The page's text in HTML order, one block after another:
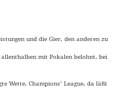
und die Gier, den anderen zu
mit Pokalen belohnt, bei
Wette, Champions’ League, da läßt